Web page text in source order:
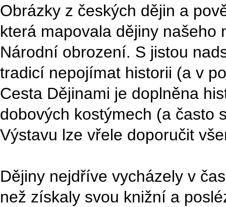
Obrázky z českých dějin a
která mapovala dějiny
Národní obrození. S jistou
tradicí nepojímat historii (a v
Cesta Dějinami je doplněna
dobových kostýmech (a často
Výstavu lze vřele doporučit
Dějiny nejdříve vycházely v
než získaly svou knižní a